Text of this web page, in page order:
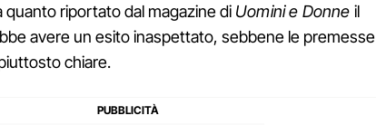
quanto riportato dal magazine di Uomini e Donne il
avere un esito inaspettato, sebbene le premesse
chiare.